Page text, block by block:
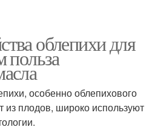
облепихи для
польза
особенно облепихового
из плодов, широко используют